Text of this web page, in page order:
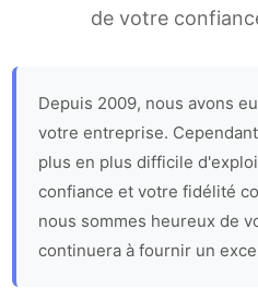
de votre
Depuis 2009, nous avons
votre entreprise.
plus en plus difficile
confiance et votre fidélité
nous sommes heureux de
continuera à fournir un